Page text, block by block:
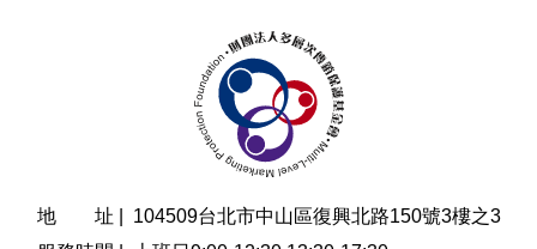
地 址 |
104509台北市中山區復興北路150號3樓之3